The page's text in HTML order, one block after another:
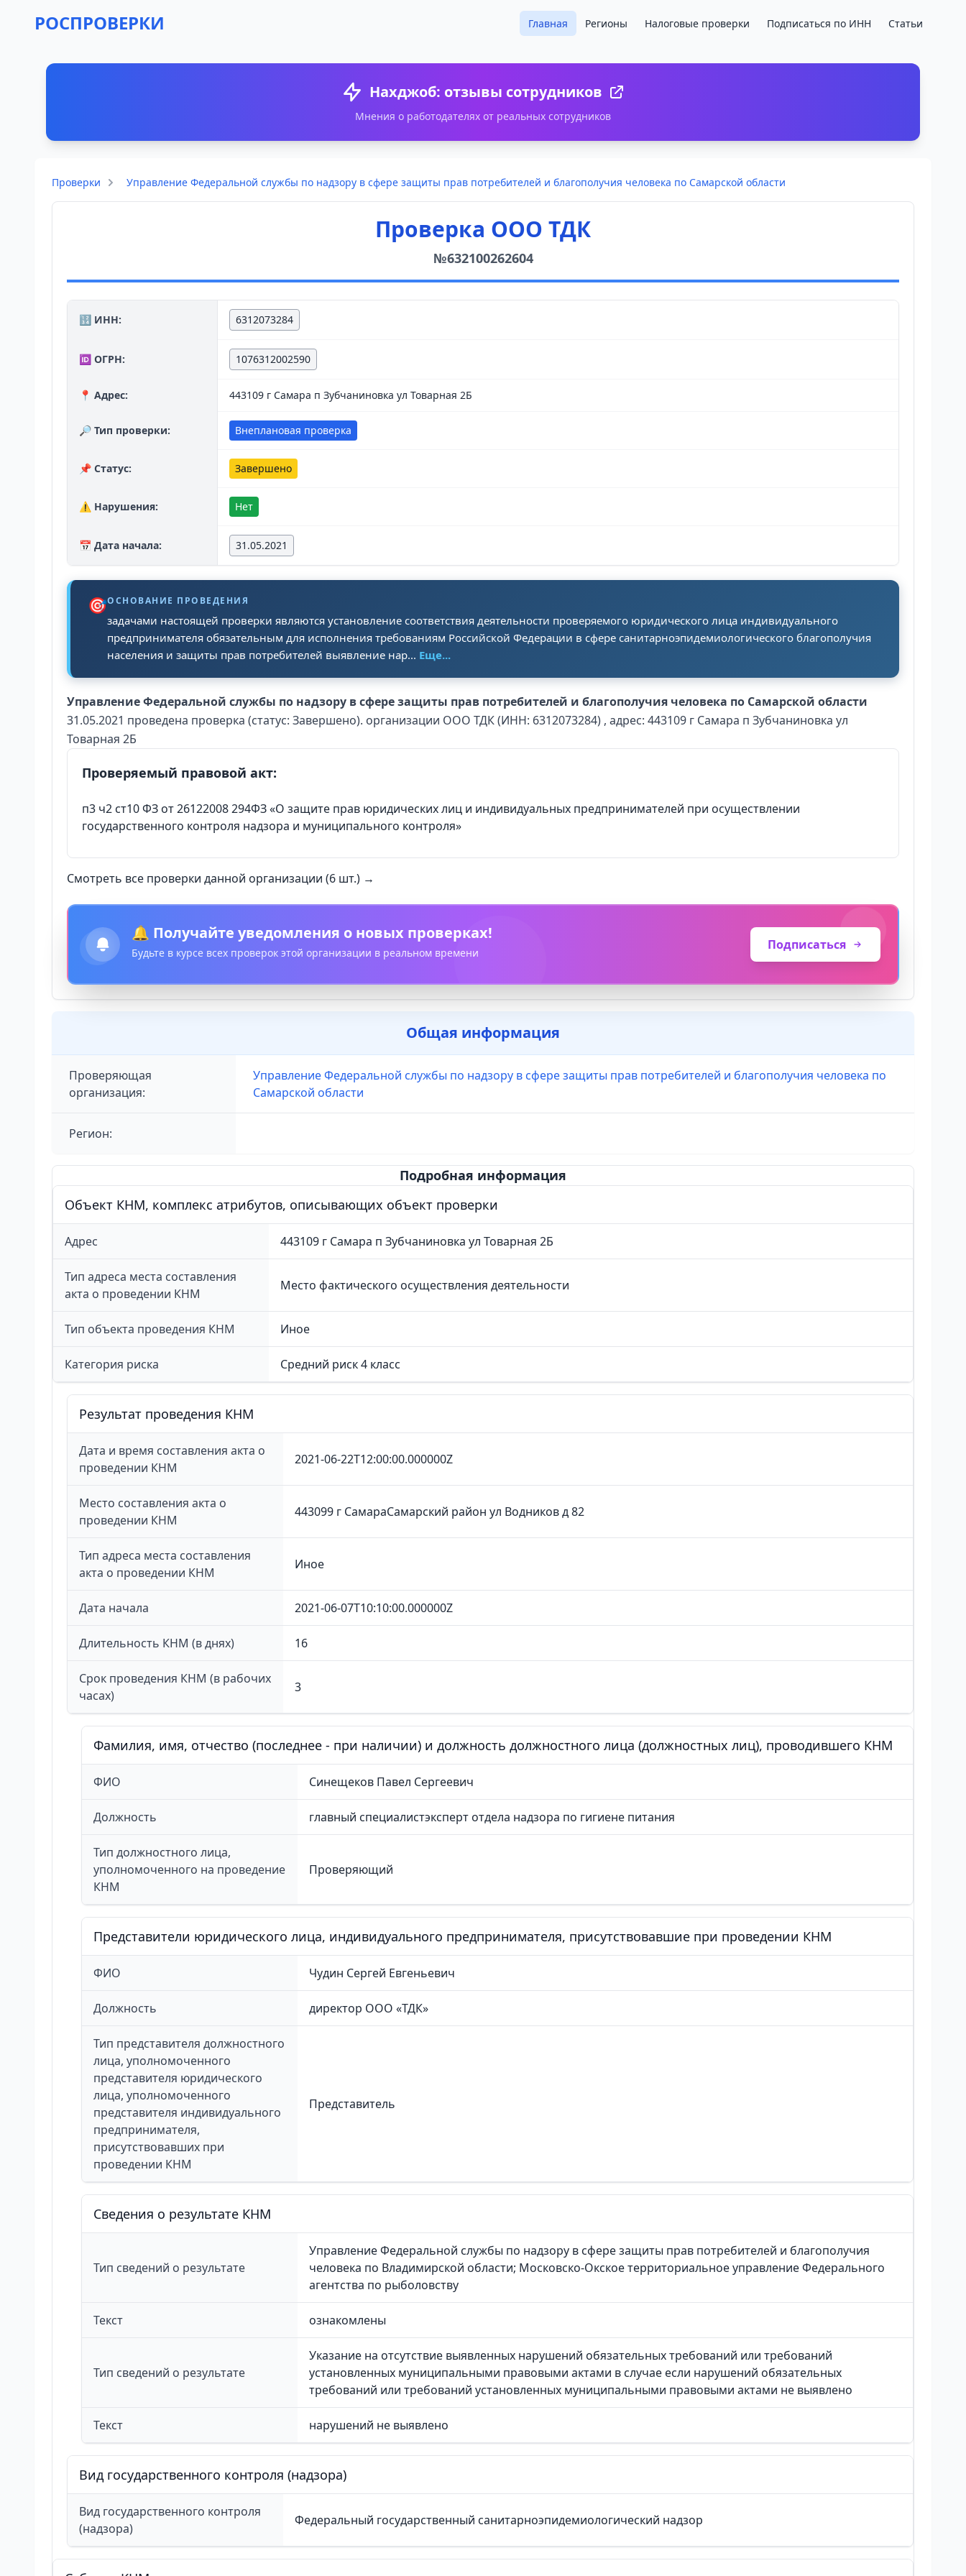
РОСПРОВЕРКИ Главная Регионы Налоговые проверки Подписаться по ИНН Статьи
Нахджоб: отзывы сотрудников
Мнения о работодателях от реальных сотрудников
Проверки Управление Федеральной службы по надзору в сфере защиты прав потребителей и благополучия человека по Самарской области
Проверка ООО ТДК
№632100262604
🔢 ИНН: 6312073284
🆔 ОГРН: 1076312002590
📍 Адрес: 443109 г Самара п Зубчаниновка ул Товарная 2Б
🔎 Тип проверки: Внеплановая проверка
📌 Статус: Завершено
⚠️ Нарушения: Нет
📅 Дата начала: 31.05.2021
🎯ОСНОВАНИЕ ПРОВЕДЕНИЯ
задачами настоящей проверки являются установление соответствия деятельности проверяемого юридического лица индивидуального
предпринимателя обязательным для исполнения требованиям Российской Федерации в сфере санитарноэпидемиологического благополучия
населения и защиты прав потребителей выявление нар... Еще...
Управление Федеральной службы по надзору в сфере защиты прав потребителей и благополучия человека по Самарской области
31.05.2021 проведена проверка (статус: Завершено). организации ООО ТДК (ИНН: 6312073284) , адрес: 443109 г Самара п Зубчаниновка ул
Товарная 2Б
Проверяемый правовой акт:
п3 ч2 ст10 ФЗ от 26122008 294ФЗ «О защите прав юридических лиц и индивидуальных предпринимателей при осуществлении
государственного контроля надзора и муниципального контроля»
Смотреть все проверки данной организации (6 шт.) →
🔔 Получайте уведомления о новых проверках!
Будьте в курсе всех проверок этой организации в реальном времени
Подписаться
Общая информация
Проверяющая
организация:
Управление Федеральной службы по надзору в сфере защиты прав потребителей и благополучия человека по
Самарской области
Регион:
Подробная информация
Объект КНМ, комплекс атрибутов, описывающих объект проверки
Адрес 443109 г Самара п Зубчаниновка ул Товарная 2Б
Тип адреса места составления
акта о проведении КНМ
Место фактического осуществления деятельности
Тип объекта проведения КНМ Иное
Категория риска Средний риск 4 класс
Результат проведения КНМ
Дата и время составления акта о
проведении КНМ
2021-06-22T12:00:00.000000Z
Место составления акта о
проведении КНМ
443099 г СамараСамарский район ул Водников д 82
Тип адреса места составления
акта о проведении КНМ
Иное
Дата начала 2021-06-07T10:10:00.000000Z
Длительность КНМ (в днях) 16
Срок проведения КНМ (в рабочих
часах)
3
Фамилия, имя, отчество (последнее - при наличии) и должность должностного лица (должностных лиц), проводившего КНМ
ФИО Синещеков Павел Сергеевич
Должность главный специалистэксперт отдела надзора по гигиене питания
Тип должностного лица,
уполномоченного на проведение
КНМ
Проверяющий
Представители юридического лица, индивидуального предпринимателя, присутствовавшие при проведении КНМ
ФИО Чудин Сергей Евгеньевич
Должность директор ООО «ТДК»
Тип представителя должностного
лица, уполномоченного
представителя юридического
лица, уполномоченного
представителя индивидуального
предпринимателя,
присутствовавших при
проведении КНМ
Представитель
Сведения о результате КНМ
Тип сведений о результате
Управление Федеральной службы по надзору в сфере защиты прав потребителей и благополучия
человека по Владимирской области; Московско-Окское территориальное управление Федерального
агентства по рыболовству
Текст ознакомлены
Тип сведений о результате
Указание на отсутствие выявленных нарушений обязательных требований или требований
установленных муниципальными правовыми актами в случае если нарушений обязательных
требований или требований установленных муниципальными правовыми актами не выявлено
Текст нарушений не выявлено
Вид государственного контроля (надзора)
Вид государственного контроля
(надзора)
Федеральный государственный санитарноэпидемиологический надзор